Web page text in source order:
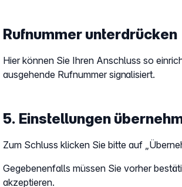
Rufnummer unterdrücken
Hier können Sie Ihren Anschluss so
ausgehende Rufnummer signalisiert.
5. Einstellungen
Zum Schluss klicken Sie bitte auf
Gegebenenfalls müssen Sie vorher
akzeptieren.